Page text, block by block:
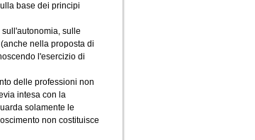
base dei principi
sulle
nella proposta di
l'esercizio di
delle professioni non
intesa con la
solamente le
non costituisce